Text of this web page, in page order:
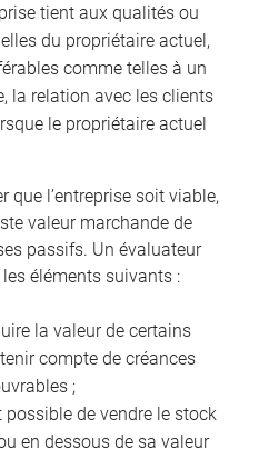
tient aux qualités ou
du propriétaire actuel,
comme telles à un
la relation avec les clients
le propriétaire actuel
que l’entreprise soit viable,
valeur marchande de
passifs. Un évaluateur
éléments suivants :
la valeur de certains
compte de créances
;
de vendre le stock
en dessous de sa valeur